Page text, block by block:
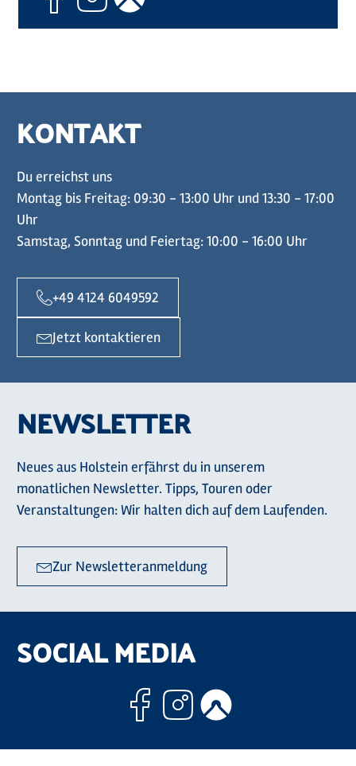
KONTAKT
Du erreichst uns
Montag bis Freitag: 09:30 - 13:00 Uhr und 13:30 - 17:00
Uhr
Samstag, Sonntag und Feiertag: 10:00 - 16:00 Uhr
+49 4124 6049592
Jetzt kontaktieren
NEWSLETTER
Neues aus Holstein erfährst du in unserem
monatlichen Newsletter. Tipps, Touren oder
Veranstaltungen: Wir halten dich auf dem Laufenden.
Zur Newsletteranmeldung
SOCIAL MEDIA
Facebook
Instagram